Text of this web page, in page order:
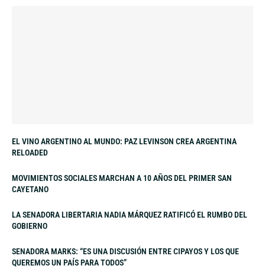
EL VINO ARGENTINO AL MUNDO: PAZ LEVINSON CREA ARGENTINA
RELOADED
MOVIMIENTOS SOCIALES MARCHAN A 10 AÑOS DEL PRIMER SAN
CAYETANO
LA SENADORA LIBERTARIA NADIA MÁRQUEZ RATIFICÓ EL RUMBO DEL
GOBIERNO
SENADORA MARKS: “ES UNA DISCUSIÓN ENTRE CIPAYOS Y LOS QUE
QUEREMOS UN PAÍS PARA TODOS”